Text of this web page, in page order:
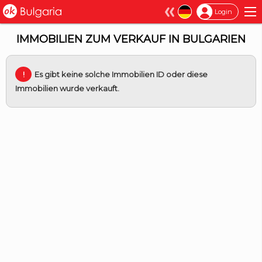
Login ×
IMMOBILIEN ZUM VERKAUF IN BULGARIEN
Es gibt keine solche Immobilien ID oder diese
Immobilien wurde verkauft.